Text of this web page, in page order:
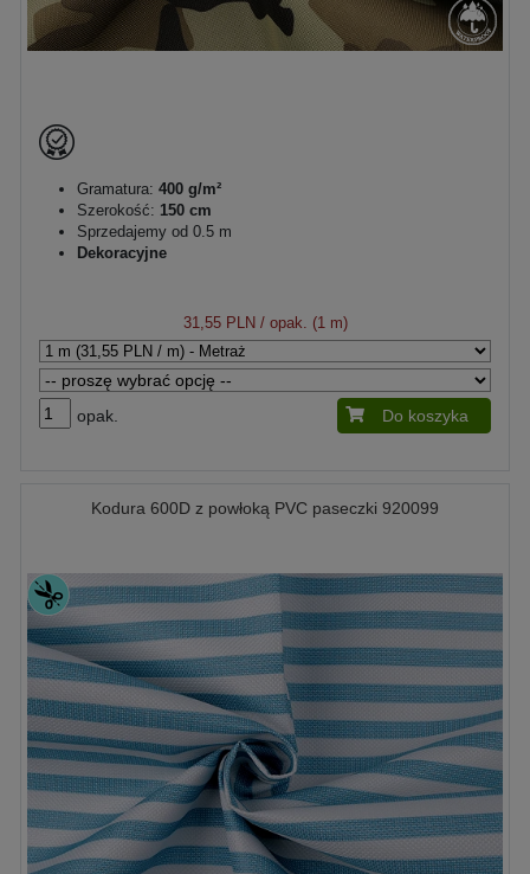
Gramatura: 400 g/m²
Szerokość: 150 cm
Sprzedajemy od 0.5 m
Dekoracyjne
31,55 PLN / opak. (1 m)
opak. Do koszyka
Kodura 600D z powłoką PVC paseczki 920099